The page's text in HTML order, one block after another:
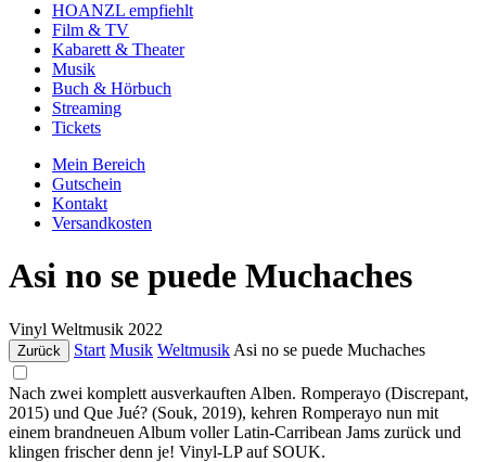
HOANZL empfiehlt
Film & TV
Kabarett & Theater
Musik
Buch & Hörbuch
Streaming
Tickets
Mein Bereich
Gutschein
Kontakt
Versandkosten
Asi no se puede Muchaches
Vinyl Weltmusik 2022
Zurück Start Musik Weltmusik Asi no se puede Muchaches
Nach zwei komplett ausverkauften Alben. Romperayo (Discrepant,
2015) und Que Jué? (Souk, 2019), kehren Romperayo nun mit
einem brandneuen Album voller Latin-Carribean Jams zurück und
klingen frischer denn je! Vinyl-LP auf SOUK.